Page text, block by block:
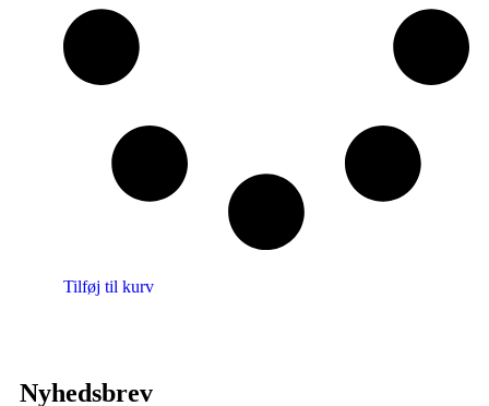
Tilføj til kurv
Nyhedsbrev